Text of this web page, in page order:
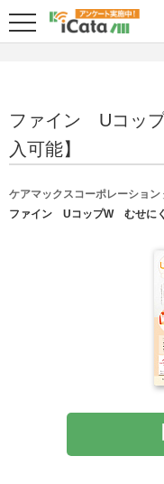
ファイン Uコッ
入可能】
ケアマックスコーポレーショ
ファイン UコップW むせにく